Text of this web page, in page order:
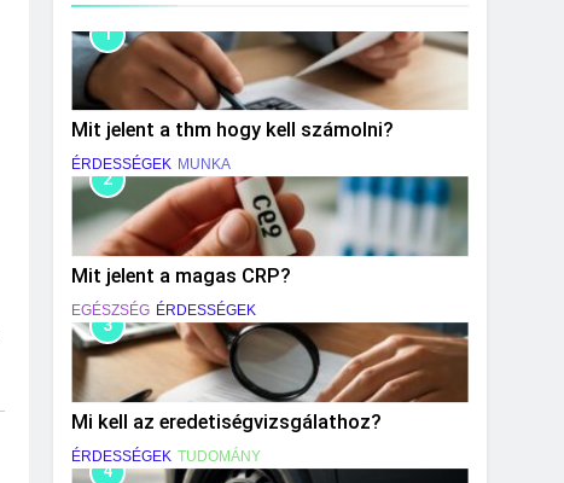
1
Mit jelent a thm hogy kell számolni?
ÉRDESSÉGEK MUNKA
2
Mit jelent a magas CRP?
EGÉSZSÉG ÉRDESSÉGEK
3
Mi kell az eredetiségvizsgálathoz?
ÉRDESSÉGEK TUDOMÁNY
4